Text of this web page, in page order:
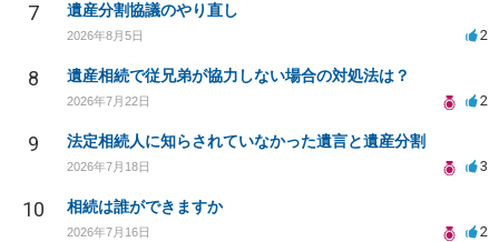
7 遺産分割協議のやり直し
2026年8月5日 2
8 遺産相続で従兄弟が協力しない場合の対処法は？
2026年7月22日 2
9 法定相続人に知らされていなかった遺言と遺産分割
2026年7月18日 3
10 相続は誰ができますか
2026年7月16日 2